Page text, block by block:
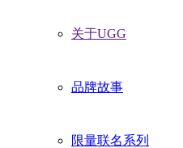
关于UGG
品牌故事
限量联名系列